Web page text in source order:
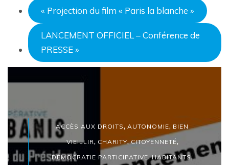
« Projection du film « Paris la blanche »
LANCEMENT OFFICIEL – Conférence de
PRESSE»
ACCÈS AUX DROITS, AUTONOMIE, BIEN
VIEILLIR, CHARITY,CITOYENNETÉ,
DÉMOCRATIE PARTICIPATIVE,HABITANTS,